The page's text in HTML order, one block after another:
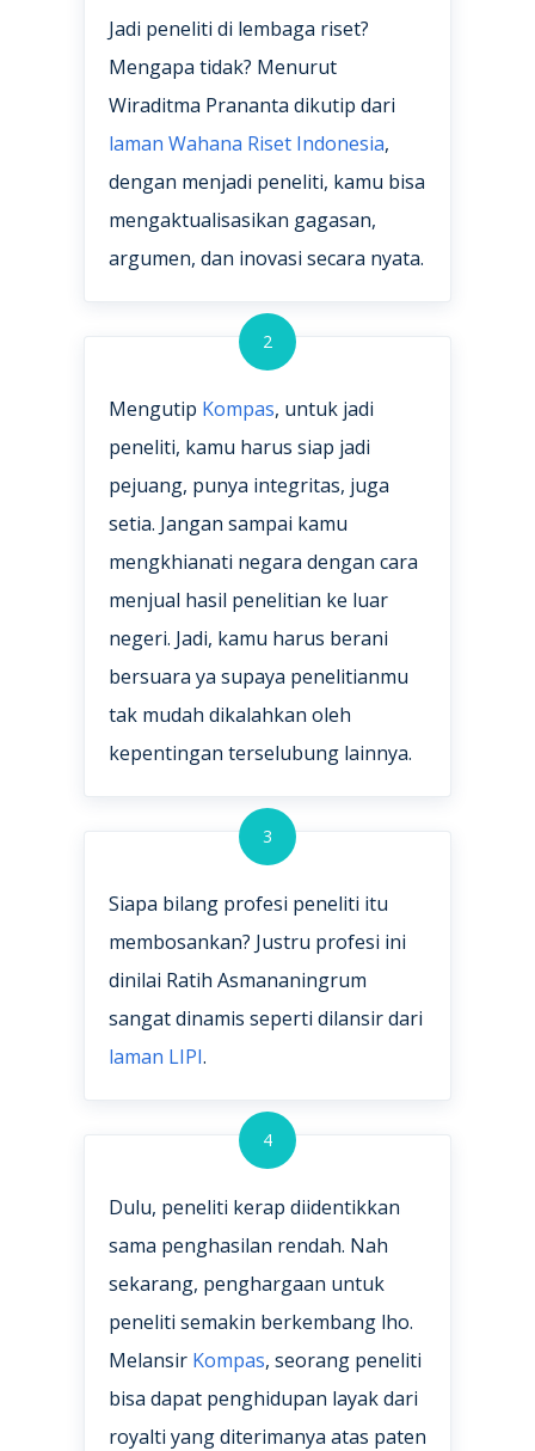
Jadi peneliti di lembaga riset?
Mengapa tidak? Menurut
Wiraditma Prananta dikutip dari
laman Wahana Riset Indonesia,
dengan menjadi peneliti, kamu bisa
mengaktualisasikan gagasan,
argumen, dan inovasi secara nyata.
2
Mengutip Kompas, untuk jadi
peneliti, kamu harus siap jadi
pejuang, punya integritas, juga
setia. Jangan sampai kamu
mengkhianati negara dengan cara
menjual hasil penelitian ke luar
negeri. Jadi, kamu harus berani
bersuara ya supaya penelitianmu
tak mudah dikalahkan oleh
kepentingan terselubung lainnya.
3
Siapa bilang profesi peneliti itu
membosankan? Justru profesi ini
dinilai Ratih Asmananingrum
sangat dinamis seperti dilansir dari
laman LIPI.
4
Dulu, peneliti kerap diidentikkan
sama penghasilan rendah. Nah
sekarang, penghargaan untuk
peneliti semakin berkembang lho.
Melansir Kompas, seorang peneliti
bisa dapat penghidupan layak dari
royalti yang diterimanya atas paten